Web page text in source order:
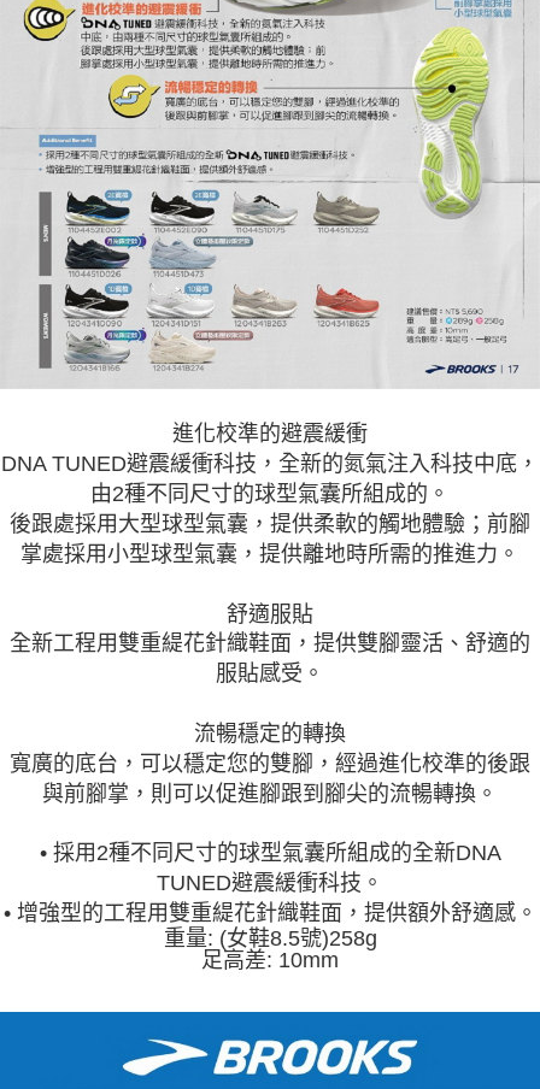
進化校準的避震緩衝
DNA TUNED避震緩衝科技，全新的氮氣注入科技中底，
由2種不同尺寸的球型氣囊所組成的。
後跟處採用大型球型氣囊，提供柔軟的觸地體驗；前腳
掌處採用小型球型氣囊，提供離地時所需的推進力。
舒適服貼
全新工程用雙重緹花針織鞋面，提供雙腳靈活、舒適的
服貼感受。
流暢穩定的轉換
寬廣的底台，可以穩定您的雙腳，經過進化校準的後跟
與前腳掌，則可以促進腳跟到腳尖的流暢轉換。
• 採用2種不同尺寸的球型氣囊所組成的全新DNA
TUNED避震緩衝科技。
• 增強型的工程用雙重緹花針織鞋面，提供額外舒適感。
重量: (女鞋8.5號)258g
足高差: 10mm